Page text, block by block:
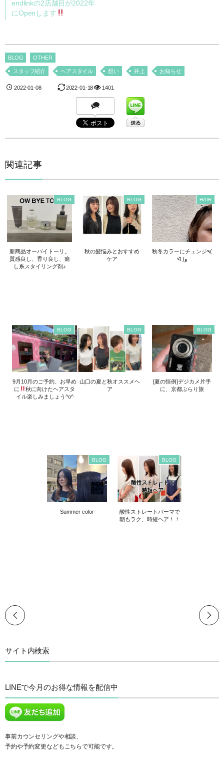
endlinkの2店舗目が2022年
にOpenします
BLOG OTHER
スタッフ紹介 ヘアスタイル 想い 井上 お知らせ
2022-01-08 2022-01-18 1401
関連記事
BLOG
新商品オーバイトーリ。
質感良し、香り良し、癒
し系スタイリング剤♪
BLOG
秋の髪悩みとおすすめ
ケア
HAIR
秋冬カラーにチェンジ٩(
ᐛ )و
BLOG
9月10月のご予約、お早め
に
秋に向けたヘアスタ
イル楽しみましょう^o^
BLOG
山口の夏と秋オススメヘ
ア
BLOG
[夏の恒例]デジカメ片手
に、京都ぶらり旅
BLOG
Summer color
BLOG
酸性ストレートパーマで
朝もラク、時短ヘア！！
サイト内検索
LINEで今月のお得な情報を配信中
事前カウンセリングや相談、
予約や予約変更などもこちらで可能です。